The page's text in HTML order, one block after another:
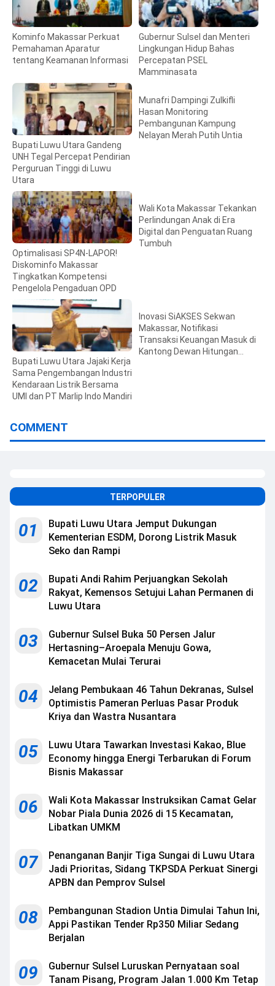
Kominfo Makassar Perkuat
Pemahaman Aparatur
tentang Keamanan Informasi
Gubernur Sulsel dan Menteri
Lingkungan Hidup Bahas
Percepatan PSEL
Mamminasata
Bupati Luwu Utara Gandeng
UNH Tegal Percepat Pendirian
Perguruan Tinggi di Luwu
Utara
Munafri Dampingi Zulkifli
Hasan Monitoring
Pembangunan Kampung
Nelayan Merah Putih Untia
Optimalisasi SP4N-LAPOR!
Diskominfo Makassar
Tingkatkan Kompetensi
Pengelola Pengaduan OPD
Wali Kota Makassar Tekankan
Perlindungan Anak di Era
Digital dan Penguatan Ruang
Tumbuh
Bupati Luwu Utara Jajaki Kerja
Sama Pengembangan Industri
Kendaraan Listrik Bersama
UMI dan PT Marlip Indo Mandiri
Inovasi SiAKSES Sekwan
Makassar, Notifikasi
Transaksi Keuangan Masuk di
Kantong Dewan Hitungan
COMMENT
TERPOPULER
01
Bupati Luwu Utara Jemput Dukungan
Kementerian ESDM, Dorong Listrik Masuk
Seko dan Rampi
02
Bupati Andi Rahim Perjuangkan Sekolah
Rakyat, Kemensos Setujui Lahan Permanen di
Luwu Utara
03
Gubernur Sulsel Buka 50 Persen Jalur
Hertasning–Aroepala Menuju Gowa,
Kemacetan Mulai Terurai
04
Jelang Pembukaan 46 Tahun Dekranas, Sulsel
Optimistis Pameran Perluas Pasar Produk
Kriya dan Wastra Nusantara
05
Luwu Utara Tawarkan Investasi Kakao, Blue
Economy hingga Energi Terbarukan di Forum
Bisnis Makassar
06
Wali Kota Makassar Instruksikan Camat Gelar
Nobar Piala Dunia 2026 di 15 Kecamatan,
Libatkan UMKM
07
Penanganan Banjir Tiga Sungai di Luwu Utara
Jadi Prioritas, Sidang TKPSDA Perkuat Sinergi
APBN dan Pemprov Sulsel
08
Pembangunan Stadion Untia Dimulai Tahun Ini,
Appi Pastikan Tender Rp350 Miliar Sedang
Berjalan
09
Gubernur Sulsel Luruskan Pernyataan soal
Tanam Pisang, Program Jalan 1.000 Km Tetap